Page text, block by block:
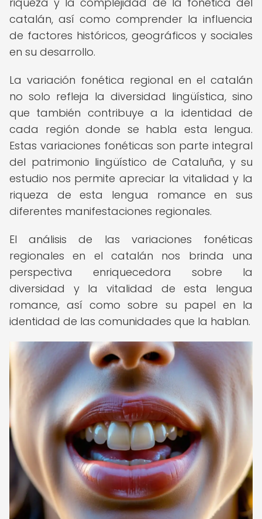
catalán, así como comprender la influencia
de factores históricos, geográficos y sociales
en su desarrollo.
La variación fonética regional en el catalán
no solo refleja la diversidad lingüística, sino
que también contribuye a la identidad de
cada región donde se habla esta lengua.
Estas variaciones fonéticas son parte integral
del patrimonio lingüístico de Cataluña, y su
estudio nos permite apreciar la vitalidad y la
riqueza de esta lengua romance en sus
diferentes manifestaciones regionales.
El análisis de las variaciones fonéticas
regionales en el catalán nos brinda una
perspectiva enriquecedora sobre la
diversidad y la vitalidad de esta lengua
romance, así como sobre su papel en la
identidad de las comunidades que la hablan.